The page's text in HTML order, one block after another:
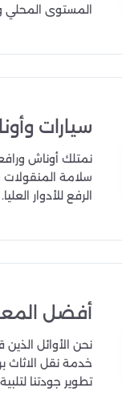
المستوى المحلي
سيارات
نمتلك أوناش
سلامة
الرفع للأدوار العليا.
أفضل
نحن الأوائل
خدمة نقل الاثاث
تطوير جودتنا